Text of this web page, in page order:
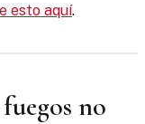
esto aquí.
no